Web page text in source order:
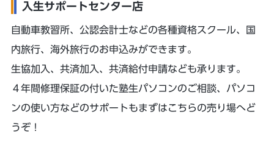
入生サポートセンター店
自動車教習所、公認会計士などの各種資格スクール、国
内旅行、海外旅行のお申込みができます。
生協加入、共済加入、共済給付申請なども承ります。
４年間修理保証の付いた塾生パソコンのご相談、パソコ
ンの使い方などのサポートもまずはこちらの売り場へど
うぞ！